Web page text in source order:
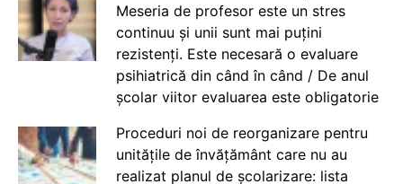
Meseria de profesor este un stres
continuu și unii sunt mai puțini
rezistenți. Este necesară o evaluare
psihiatrică din când în când / De anul
școlar viitor evaluarea este obligatorie
Proceduri noi de reorganizare pentru
unitățile de învățământ care nu au
realizat planul de școlarizare: lista